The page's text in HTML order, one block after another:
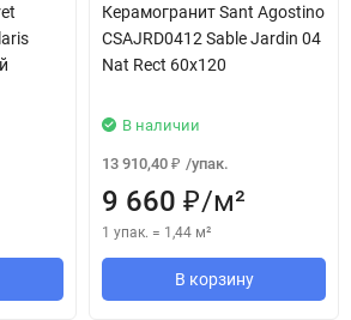
Керамогранит Sant Agostino
CSAJRD0412 Sable Jardin 04
Nat Rect 60x120
В наличии
13 910,40 ₽ /упак.
9 660 ₽/м²
1 упак. = 1,44 м²
В корзину